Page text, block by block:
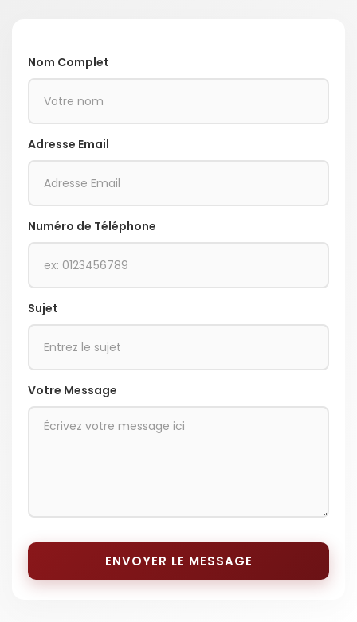
Nom Complet
Adresse Email
Numéro de Téléphone
Sujet
Votre Message
ENVOYER LE MESSAGE